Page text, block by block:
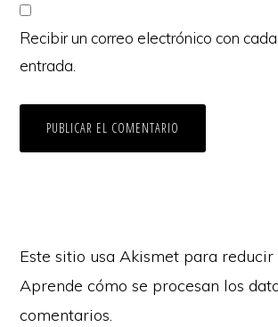
Recibir un correo electrónico con
entrada.
Este sitio usa Akismet para reducir
Aprende cómo se procesan los
comentarios.